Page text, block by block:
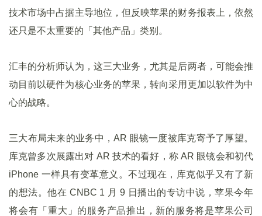
技术市场中占据主导地位，但反映苹果的财务报表上，依然
还只是不太重要的「其他产品」类别。
汇丰的分析师认为，这三大业务，尤其是后两者，可能会推
动目前以硬件为核心业务的苹果，转向采用更加以软件为中
心的战略。
三大布局未来的业务中，AR 眼镜一度被库克寄予了厚望。
库克曾多次展露出对 AR 技术的看好，称 AR 眼镜会和初代
iPhone 一样具有变革意义。不过现在，库克似乎又有了新
的想法。他在 CNBC 1 月 9 日播出的专访中说，苹果今年
将会有「重大」的服务产品推出，新的服务将是苹果公司